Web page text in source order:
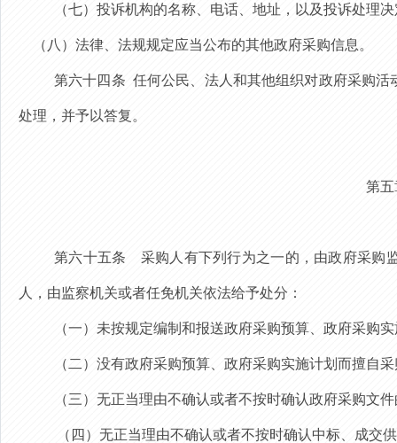
（七） 投诉机构的名称、电话、地址，以及投诉处理
（八）法律、法规规定应当公布的其他政府采购信息。
第六十四条 任何公民、法人和其他组织对政府采购活
处理，并予以答复。
第
第六十五条 采购人有下列行为之一的，由政府采购
人，由监察机关或者任免机关依法给予处分：
（一）未按规定编制和报送政府采购预算、政府采购
（二）没有政府采购预算、政府采购实施计划而擅自
（三）无正当理由不确认或者不按时确认政府采购文
（四）无正当理由不确认或者不按时确认中标、成交